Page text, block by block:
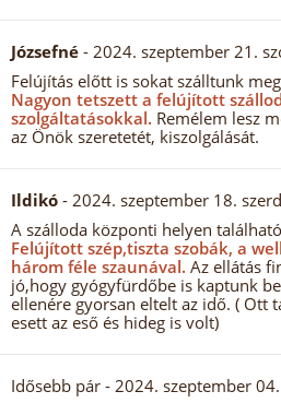
Józsefné - 2024. szeptember 21.
Felújítás előtt is sokat szálltunk
Nagyon tetszett a felújított
szolgáltatásokkal. Remélem lesz
az Önök szeretetét, kiszolgálását.
Ildikó - 2024. szeptember 18.
A szálloda központi helyen
Felújított szép,tiszta szobák, a
három féle szaunával. Az ellátás
jó,hogy gyógyfürdőbe is kaptunk
ellenére gyorsan eltelt az idő. ( Ott
esett az eső és hideg is volt)
Idősebb pár - 2024. szeptember